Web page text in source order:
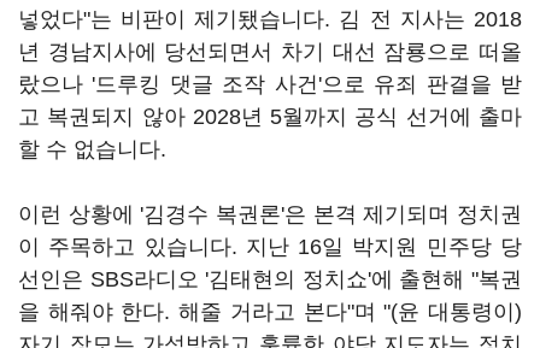
넣었다"는 비판이 제기됐습니다. 김 전 지사는 2018
년 경남지사에 당선되면서 차기 대선 잠룡으로 떠올
랐으나 '드루킹 댓글 조작 사건'으로 유죄 판결을 받
고 복권되지 않아 2028년 5월까지 공식 선거에 출마
할 수 없습니다.
이런 상황에 '김경수 복권론'은 본격 제기되며 정치권
이 주목하고 있습니다. 지난 16일 박지원 민주당 당
선인은 SBS라디오 '김태현의 정치쇼'에 출현해 "복권
을 해줘야 한다. 해줄 거라고 본다"며 "(윤 대통령이)